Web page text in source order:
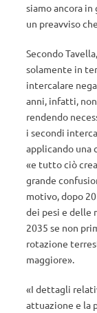
siamo ancora
un preavviso
Secondo
solamente in
intercalare
anni, infatti,
rendendo
i secondi
applicando una
«e tutto ciò
grande
motivo, dopo
dei pesi e delle
2035 se non
rotazione
maggiore».
«I dettagli
attuazione e la